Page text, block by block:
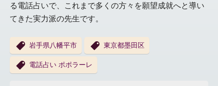
る電話占いで、これまで多くの方々を願望成就へと導い
てきた実力派の先生です。
岩手県八幡平市 東京都墨田区
電話占い ポポラーレ